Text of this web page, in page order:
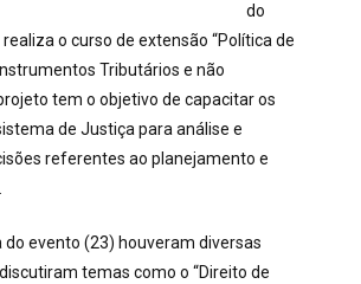
do
realiza o curso de extensão “Política de
Tributários e não
tem o objetivo de capacitar os
de Justiça para análise e
referentes ao planejamento e
do evento (23) houveram diversas
temas como o “Direito de